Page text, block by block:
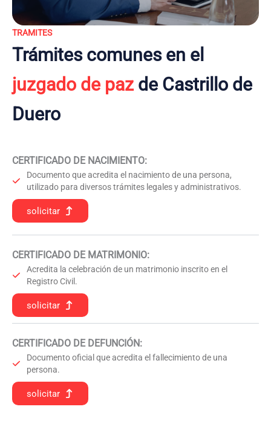
TRAMITES
Trámites comunes en el
juzgado de pazde Castrillo de
Duero
CERTIFICADO DE NACIMIENTO:
Documento que acredita el nacimiento de una persona,
utilizado para diversos trámites legales y administrativos.
solicitar
CERTIFICADO DE MATRIMONIO:
Acredita la celebración de un matrimonio inscrito en el
Registro Civil.
solicitar
CERTIFICADO DE DEFUNCIÓN:
Documento oficial que acredita el fallecimiento de una
persona.
solicitar